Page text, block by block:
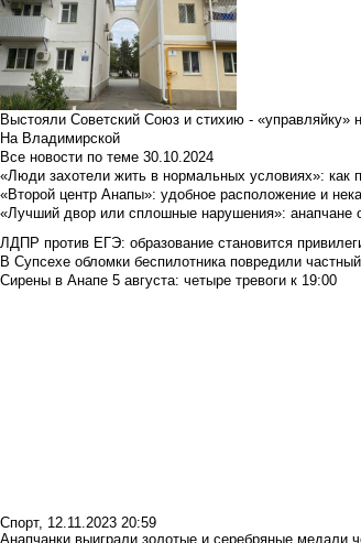
Выстояли Советский Союз и стихию - «управляйку»
На Владимирской
Все новости по теме 30.10.2024
«Люди захотели жить в нормальных условиях»:
«Второй центр Анапы»: удобное расположение и
«Лучший двор или сплошные нарушения»:
ЛДПР против ЕГЭ: образование становится
В Супсехе обломки беспилотника повредили
Сирены в Анапе 5 августа: четыре тревоги к 19:00
Спорт, 12.11.2023 20:59
Анапчанки выиграли золотые и серебряные медали